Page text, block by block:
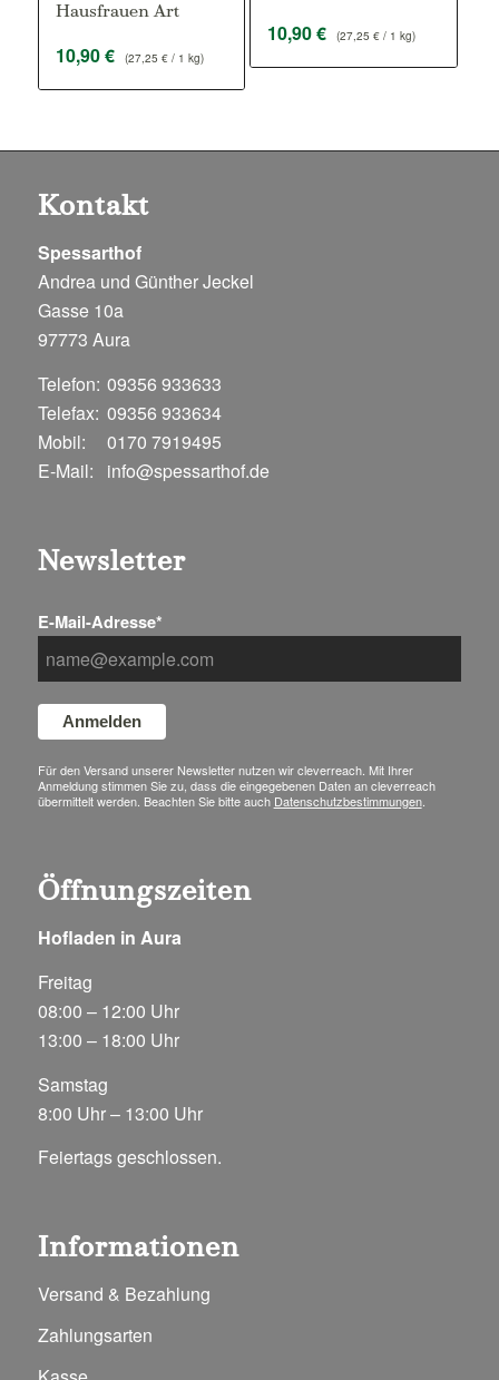
Hausfrauen Art
10,90€ (27,25 €/ 1 kg)
10,90€ (27,25 €/ 1 kg)
Kontakt
Spessarthof
Andrea und Günther Jeckel
Gasse 10a
97773 Aura
Telefon: 09356 933633
Telefax: 09356 933634
Mobil:
0170 7919495
E-Mail:
info@spessarthof.de
Newsletter
E-Mail-Adresse*
Anmelden
Für den Versand unserer Newsletter nutzen wir cleverreach. Mit Ihrer
Anmeldung stimmen Sie zu, dass die eingegebenen Daten an cleverreach
übermittelt werden. Beachten Sie bitte auch Datenschutzbestimmungen.
Öffnungszeiten
Hofladen in Aura
Freitag
08:00 – 12:00 Uhr
13:00 – 18:00 Uhr
Samstag
8:00 Uhr – 13:00 Uhr
Feiertags geschlossen.
Informationen
Versand & Bezahlung
Zahlungsarten